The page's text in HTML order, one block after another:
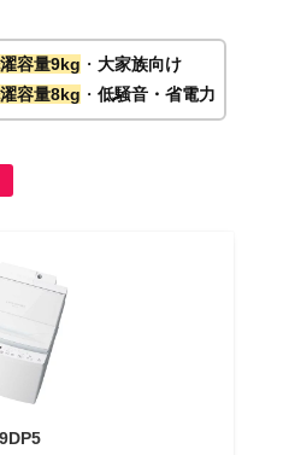
容量9kg ・ 大家族向け
容量8kg ・ 低騒音・省電力